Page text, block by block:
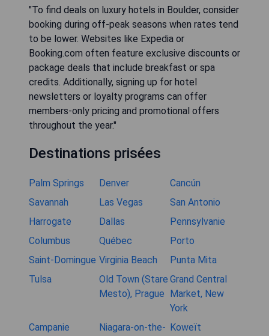
"To find deals on luxury hotels in Boulder, consider
booking during off-peak seasons when rates tend
to be lower. Websites like Expedia or
Booking.com often feature exclusive discounts or
package deals that include breakfast or spa
credits. Additionally, signing up for hotel
newsletters or loyalty programs can offer
members-only pricing and promotional offers
throughout the year."
Destinations prisées
Palm Springs Denver
Cancún
Savannah
Las Vegas
San Antonio
Harrogate
Dallas
Pennsylvanie
Columbus
Québec
Porto
Saint-Domingue Virginia Beach
Punta Mita
Tulsa
Old Town (Stare
Mesto), Prague
Grand Central
Market, New
York
Campanie
Niagara-on-the- Koweït